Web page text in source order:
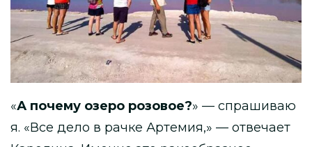
«А почему озеро розовое?» — спрашиваю
я. «Все дело в рачке Артемия,» — отвечает